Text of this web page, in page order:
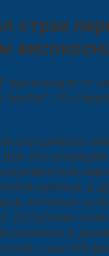
страх
от
sextus", что
ассоциирует
эти
месяца, в
которые
Допустим,
римляне в
«шестой